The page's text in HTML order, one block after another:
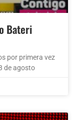
Bateri
por primera vez
de agosto